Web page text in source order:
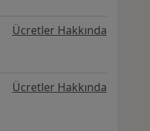
Ücretler Hakkında
Ücretler Hakkında